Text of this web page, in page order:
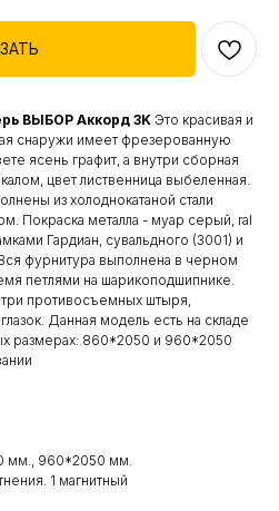
ВЫБОР Аккорд 3K Это красивая и
снаружи имеет фрезерованную
ясень графит, а внутри сборная
цвет лиственница выбеленная.
из холоднокатаной стали
Покраска металла - муар серый, ral
Гардиан, сувальдного (3001) и
фурнитура выполнена в черном
петлями на шарикоподшипнике.
противосъемных штыря,
Данная модель есть на складе
размерах: 860*2050 и 960*2050
мм., 960*2050 мм.
1 магнитный